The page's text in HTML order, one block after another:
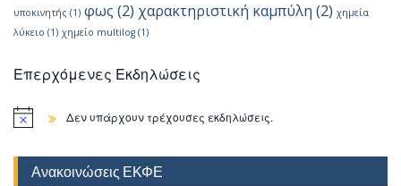
υποκινητής (1) φως (2) χαρακτηριστική καμπύλη (2) χημεία
λύκειο (1) χημείο multilog (1)
Επερχόμενες Εκδηλώσεις
Δεν υπάρχουν τρέχουσες εκδηλώσεις.
Ανακοινώσεις ΕΚΦΕ